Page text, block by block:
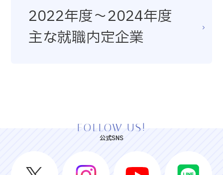
2022年度〜2024年度
主な就職内定企業
FOLLOW US!
公式SNS